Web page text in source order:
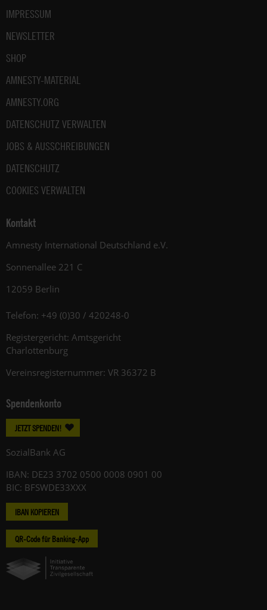
IMPRESSUM
NEWSLETTER
SHOP
AMNESTY-MATERIAL
AMNESTY.ORG
DATENSCHUTZ VERWALTEN
JOBS & AUSSCHREIBUNGEN
DATENSCHUTZ
COOKIES VERWALTEN
Kontakt
Amnesty International Deutschland e.V.
Sonnenallee 221 C
12059 Berlin
Telefon: +49 (0)30 / 420248-0
Registergericht: Amtsgericht
Charlottenburg
Vereinsregisternummer: VR 36372 B
Spendenkonto
JETZT SPENDEN!
SozialBank AG
IBAN: DE23 3702 0500 0008 0901 00
BIC: BFSWDE33XXX
IBAN KOPIEREN
QR-Code für Banking-App